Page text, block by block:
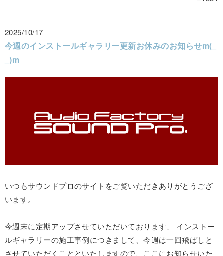
2025/10/17
今週のインストールギャラリー更新お休みのお知らせm(_
_)m
いつもサウンドプロのサイトをご覧いただきありがとうござ
います。
今週末に定期アップさせていただいております、 インストー
ルギャラリーの施工事例につきまして、今週は一回飛ばしと
させていただくことといたしますので、ここにお知らせいた